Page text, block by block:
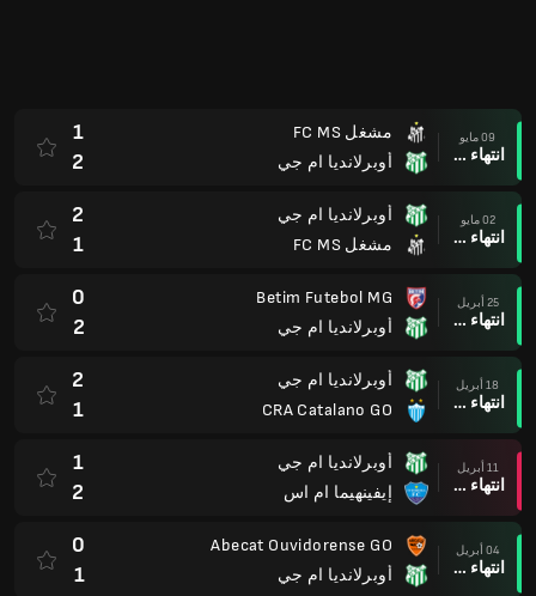
11 أبريل
انتهاء وقت المباراة
أوبرلانديا ام جي
إيفينهيما ام اس
1
2
04 أبريل
انتهاء وقت المباراة
Abecat Ouvidorense GO
أوبرلانديا ام جي
0
1
Cup
Maringa FC
أوبرلانديا ام جي
3
2
Mineiro Trofeu Inconfidencia Playoff
01 مارس
بعد ركلات الترجيح
North Esporte Clube
أوبرلانديا ام جي
0
0
21 فبراير
انتهاء وقت المباراة
أوبرلانديا ام جي
North Esporte Clube
1
1